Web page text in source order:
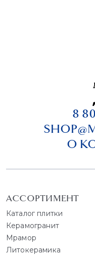
8
О
АССОРТИМЕНТ
Каталог плитки
Керамогранит
Мрамор
Литокерамика